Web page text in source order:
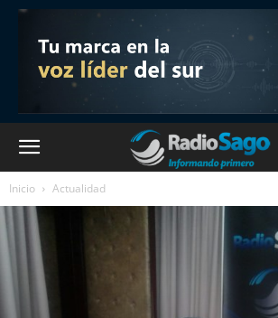
Inicio Actualidad